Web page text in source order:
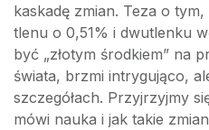
kaskadę zmian. Teza o
tlenu o 0,51% i dwutlenku
być „złotym środkiem” na
świata, brzmi intrygująco,
szczegółach. Przyjrzyjmy
mówi nauka i jak takie